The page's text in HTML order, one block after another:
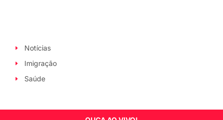
Notícias
Imigração
Saúde